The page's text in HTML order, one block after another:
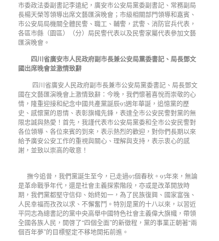
市委政法委副書記李遠紀，廣安市公安局黨委副書記、常務副局
長楊天榮等領導出席文藝匯演晚會；市級相關部門領導和嘉賓、
市公安局局機關全體民警、職工、輔警，武警、消防官兵代表，
各區市縣（園區）（分）局民警代表以及民警家屬代表參加文藝
匯演晚會。
四川省廣安市人民政府副市長兼公安局黨委書記、局長鄧文
國出席晚會並激情致辭
四川省廣安人民政府副市長兼市公安局黨委書記、局長鄧文
國在文藝匯演晚會上激情致辭：今晚，我們懷著喜悅而崇敬的心
情，隆重迎接和紀念中國共產黨誕辰95週年華誕，追憶黨的歷
史、感懷黨的恩情、表彰旗幟先鋒，表達全市公安民警對黨的無
限忠誠與熱愛！首先，我謹代表市公安局黨委和全市公安民警對
各位領導、各位來賓的到來，表示熱烈的歡迎，對你們長期以來
給予廣安公安工作的重視與關心、理解與支持，表示衷心的感
謝，並致以崇高的敬意！
撫今追昔，我們黨誕生至今，已走過95個春秋。 95年來，無論
是革命戰爭年代，還是社會主義探索階段，亦或是改革開放時
期，我們黨都堅守信仰、始終如一，為了民族復興、國家富強、
人民幸福而孜孜以求、不懈奮鬥。特別是黨的十八以來，以習近
平同志為總書記的黨中央高舉中國特色社會主義偉大旗幟，帶領
全國各族人民，開啓了“四個全面”的新徵程，黨的事業正朝著“兩
個百年夢”的目標堅定不移地開拓前進。